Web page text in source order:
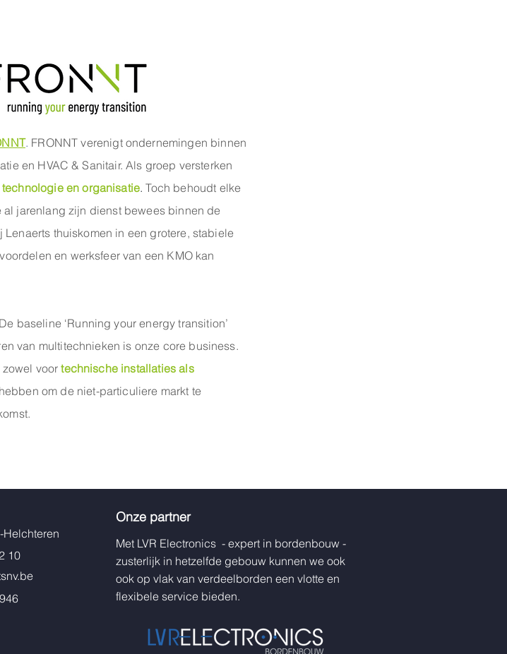
. FRONNT verenigt ondernemingen binnen
en HVAC & Sanitair. Als groep versterken
en organisatie. Toch behoudt elke
jarenlang zijn dienst bewees binnen de
thuiskomen in een grotere, stabiele
en werksfeer van een KMO kan
baseline ‘Running your energy transition’
van multitechnieken is onze core business.
voor technische installaties als
om de niet-particuliere markt te
Helchteren
10
Onze partner
Met LVR Electronics - expert in bordenbouw -
zusterlijk in hetzelfde gebouw kunnen we ook
ook op vlak van verdeelborden een vlotte en
flexibele service bieden.